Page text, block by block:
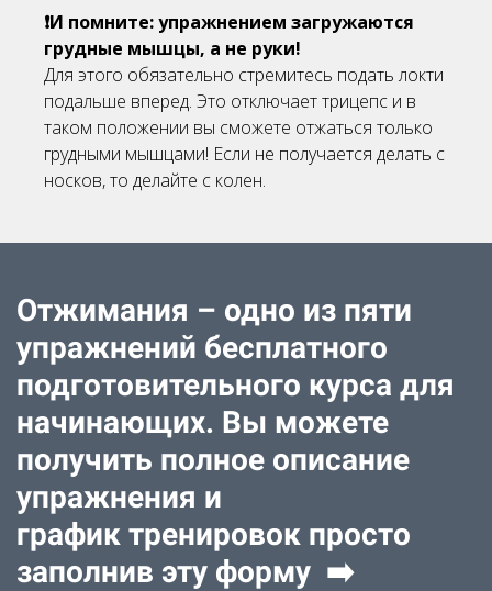
❗И помните: упражнением загружаются
грудные мышцы, а не руки!
Для этого обязательно стремитесь подать локти
подальше вперед. Это отключает трицепс и в
таком положении вы сможете отжаться только
грудными мышцами! Если не получается делать с
носков, то делайте с колен.
Отжимания – одно из пяти
упражнений бесплатного
подготовительного курса для
начинающих. Вы можете
получить полное описание
упражнения и
график тренировок просто
заполнив эту форму ➡️